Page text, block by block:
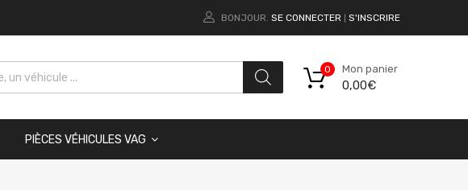
BONJOUR. SE CONNECTER S'INSCRIRE
Mon panier
0,00€
0
PIÈCES VÉHICULES VAG